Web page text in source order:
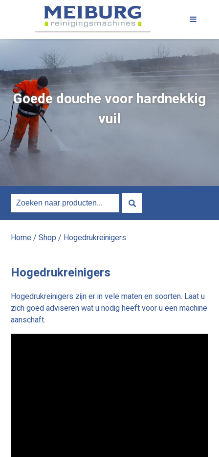
Goede douche voor hardnekkig
vuil
Home/Shop/ Hogedrukreinigers
Hogedrukreinigers
Hogedrukreinigers zijn er in vele maten en soorten. Laat u
zich goed adviseren wat u nodig heeft voor u een machine
aanschaft.